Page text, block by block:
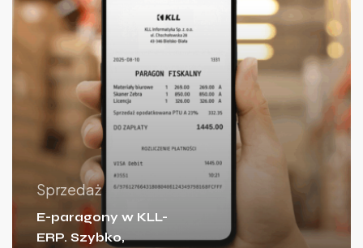
Sprzedaż
E-paragony w KLL-
ERP. Szybko,